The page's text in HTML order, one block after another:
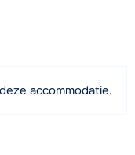
accommodatie.